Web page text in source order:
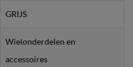
GRIJS
Wielonderdelen en
accessoires